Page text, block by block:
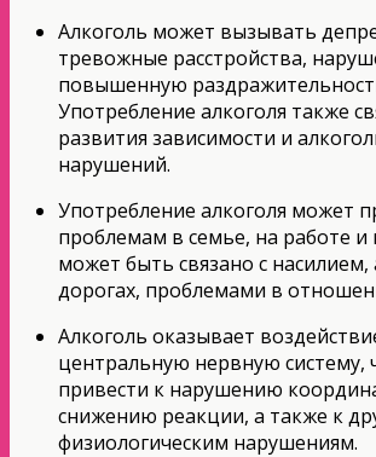
Алкоголь может вызывать
тревожные расстройства,
повышенную
Употребление алкоголя также
развития зависимости и
нарушений.
Употребление алкоголя может
проблемам в семье, на работе и
может быть связано с
дорогах, проблемами в
Алкоголь оказывает
центральную нервную систему,
привести к нарушению
снижению реакции, а также к
физиологическим нарушениям.